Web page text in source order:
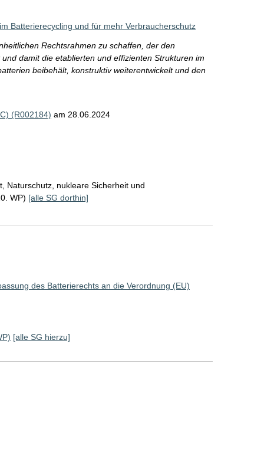
Batterierecycling und für mehr Verbraucherschutz
Rechtsrahmen zu schaffen, der den
damit die etablierten und effizienten Strukturen im
beibehält, konstruktiv weiterentwickelt und den
(R002184) am 28.06.2024
Naturschutz, nukleare Sicherheit und
WP) [alle SG dorthin]
des Batterierechts an die Verordnung (EU)
[alle SG hierzu]